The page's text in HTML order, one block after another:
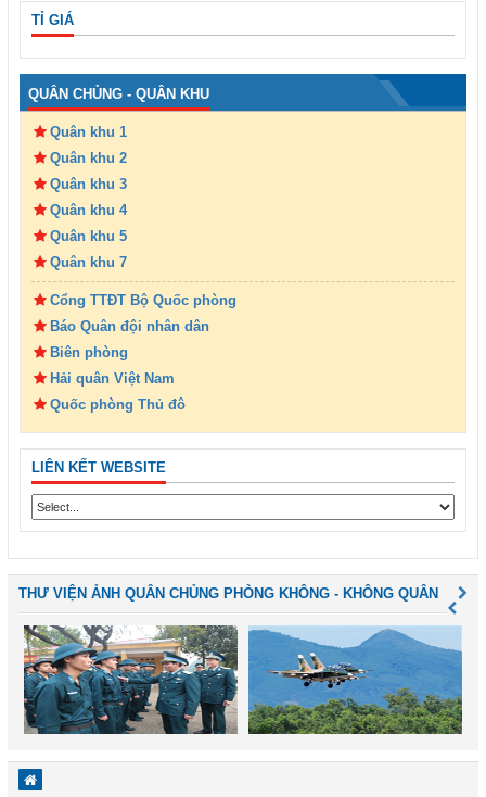
TỈ GIÁ
QUÂN CHỦNG - QUÂN KHU
Quân khu 1
Quân khu 2
Quân khu 3
Quân khu 4
Quân khu 5
Quân khu 7
Cổng TTĐT Bộ Quốc phòng
Báo Quân đội nhân dân
Biên phòng
Hải quân Việt Nam
Quốc phòng Thủ đô
LIÊN KẾT WEBSITE
THƯ VIỆN ẢNH QUÂN CHỦNG PHÒNG KHÔNG - KHÔNG QUÂN